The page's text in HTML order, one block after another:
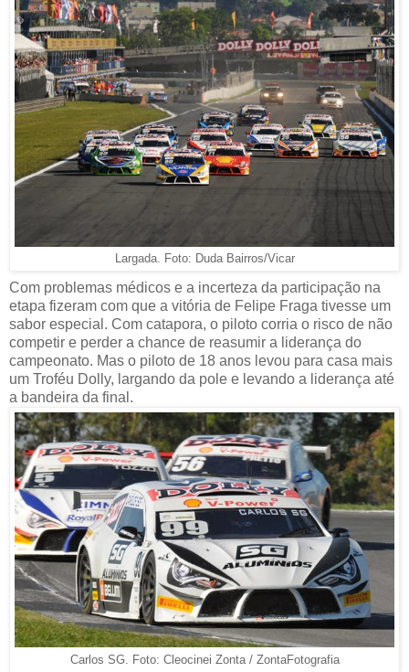
Largada. Foto: Duda Bairros/Vicar
Com problemas médicos e a incerteza da participação na
etapa fizeram com que a vitória de Felipe Fraga tivesse um
sabor especial. Com catapora, o piloto corria o risco de não
competir e perder a chance de reasumir a liderança do
campeonato. Mas o piloto de 18 anos levou para casa mais
um Troféu Dolly, largando da pole e levando a liderança até
a bandeira da final.
Carlos SG. Foto: Cleocinei Zonta / ZontaFotografia